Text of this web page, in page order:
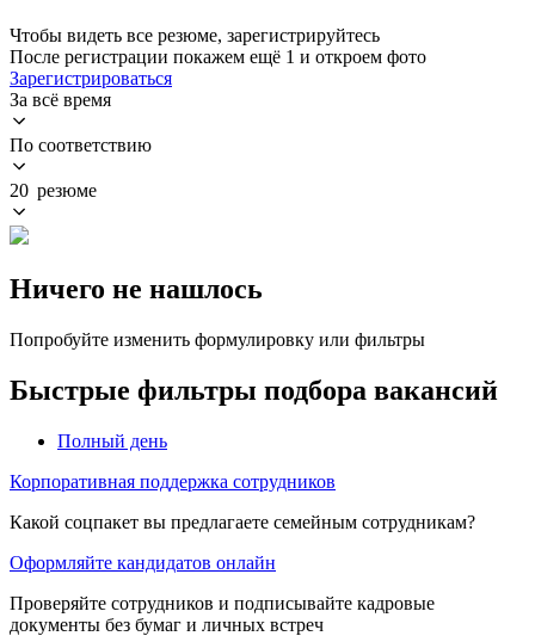
Чтобы видеть все резюме, зарегистрируйтесь
После регистрации покажем ещё 1 и откроем фото
Зарегистрироваться
За всё время
По соответствию
20 резюме
Ничего не нашлось
Попробуйте изменить формулировку или фильтры
Быстрые фильтры подбора вакансий
Полный день
Корпоративная поддержка сотрудников
Какой соцпакет вы предлагаете семейным сотрудникам?
Оформляйте кандидатов онлайн
Проверяйте сотрудников и подписывайте кадровые
документы без бумаг и личных встреч